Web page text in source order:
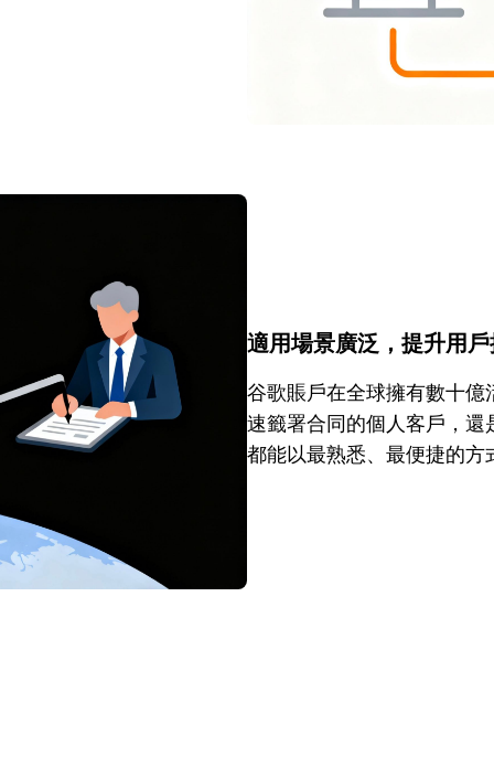
適用場景廣泛，提升用
谷歌賬戶在全球擁有數十
速籤署合同的個人客戶，
都能以最熟悉、最便捷的